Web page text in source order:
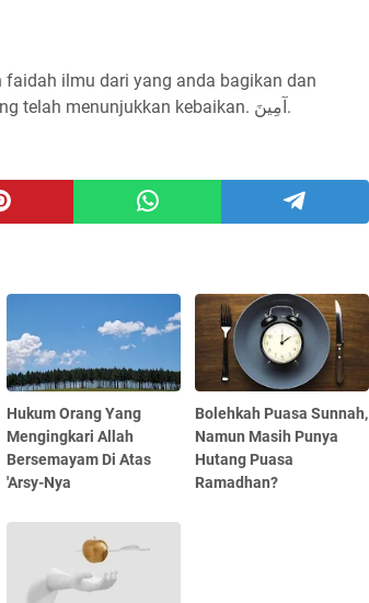
faidah ilmu dari yang anda bagikan dan
menjadi pembuka amal² kebaikan bagi anda yang telah menunjukkan kebaikan. آمِينَ.
Hukum Orang Yang
Mengingkari Allah
Bersemayam Di Atas
'Arsy-Nya
Bolehkah Puasa Sunnah,
Namun Masih Punya
Hutang Puasa
Ramadhan?